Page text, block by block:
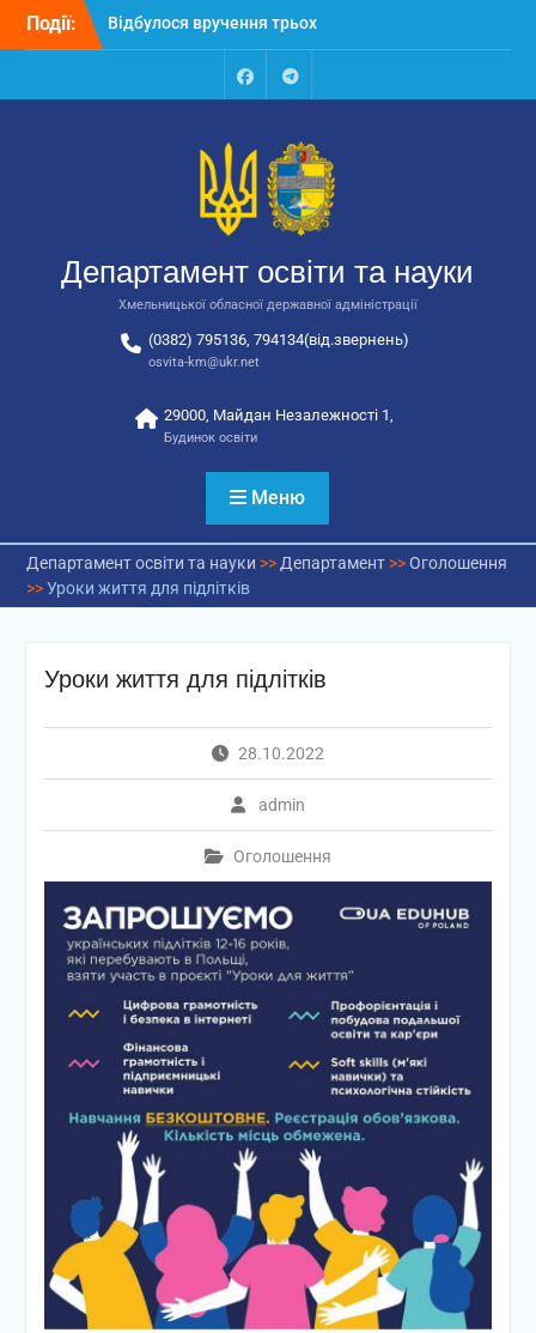
Перейти
Події:
Відбулося вручення трьох
автобусів для потреб
Відбулося засідання
освіти та науки обласної
державної адміністрації
Відбулась обласна
національно-патріотичне
виховання
FacebookTalegram
Департамент освіти та науки
Хмельницької обласної державної адміністрації
(0382) 795136, 794134(від.звернень)
osvita-km@ukr.net
29000, Майдан Незалежності 1,
Будинок освіти
Меню
Департамент освіти та науки >> Департамент>>Оголошення
>>Уроки життя для підлітків
Уроки життя для підлітків
28.10.2022
admin
Оголошення